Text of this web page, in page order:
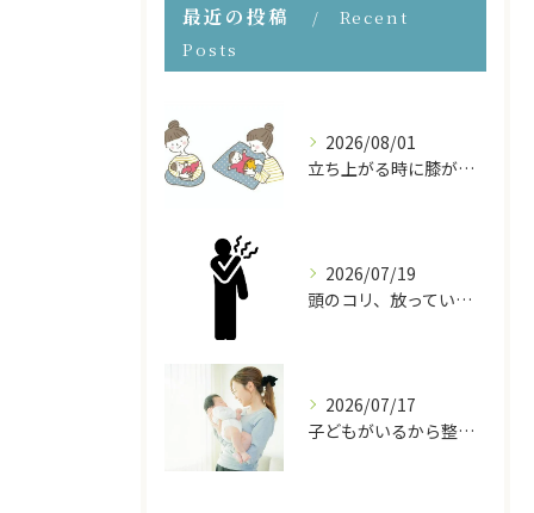
最近の投稿
Recent
Posts
2026/08/01
立ち上がる時に膝が痛い！産後の膝の痛みの原因と対処法
2026/07/19
頭のコリ、放っていませんか？ドライヘッドスパで頭から体をほぐす
2026/07/17
子どもがいるから整体に行けない… そんなママのための『お子様連れ整体コース』